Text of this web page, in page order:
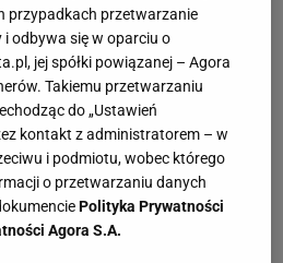
przypadkach przetwarzanie
odbywa się w oparciu o
jej spółki powiązanej – Agora
Takiemu przetwarzaniu
do „Ustawień
kontakt z administratorem – w
i podmiotu, wobec którego
o przetwarzaniu danych
Polityka Prywatności
Agora S.A.